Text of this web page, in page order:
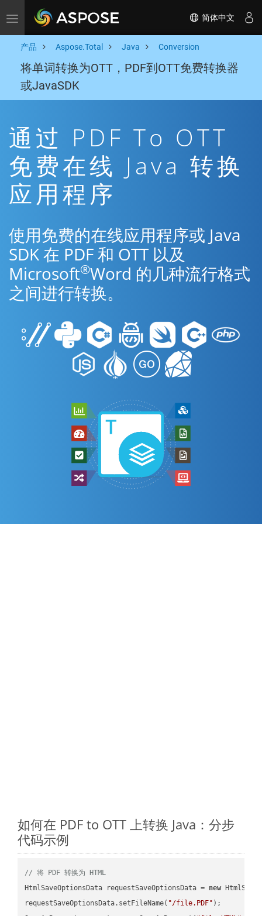
Toggle navigation 简体中文
产品 Aspose.Total Java Conversion
将单词转换为OTT，PDF到OTT免费转换器
或JavaSDK
通过 PDF To OTT
免费在线 Java 转换
应用程序
使用免费的在线应用程序或 Java
SDK 在 PDF 和 OTT 以及
Microsoft®Word 的几种流行格式
之间进行转换。
如何在 PDF to OTT 上转换 Java：分步
代码示例
// 将 PDF 转换为 HTML
HtmlSaveOptionsData requestSaveOptionsData = new
requestSaveOptionsData.setFileName( "/file.PDF" );